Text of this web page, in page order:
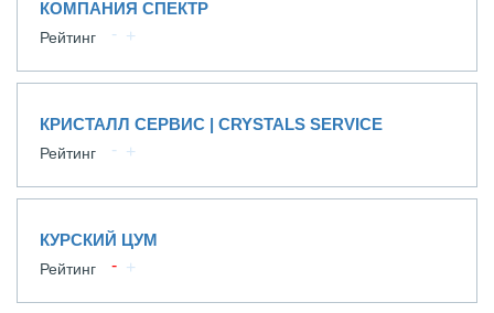
КОМПАНИЯ СПЕКТР
Рейтинг
КРИСТАЛЛ СЕРВИС | CRYSTALS SERVICE
Рейтинг
КУРСКИЙ ЦУМ
Рейтинг